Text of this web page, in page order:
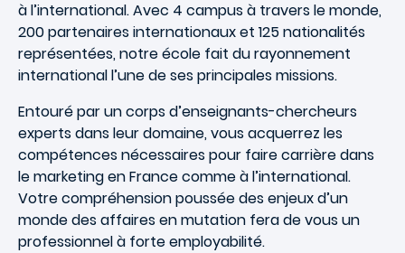
à l’international. Avec 4 campus à travers le monde,
200 partenaires internationaux et 125 nationalités
représentées, notre école fait du rayonnement
international l’une de ses principales missions.
Entouré par un corps d’enseignants-chercheurs
experts dans leur domaine, vous acquerrez les
compétences nécessaires pour faire carrière dans
le marketing en France comme à l’international.
Votre compréhension poussée des enjeux d’un
monde des affaires en mutation fera de vous un
professionnel à forte employabilité.